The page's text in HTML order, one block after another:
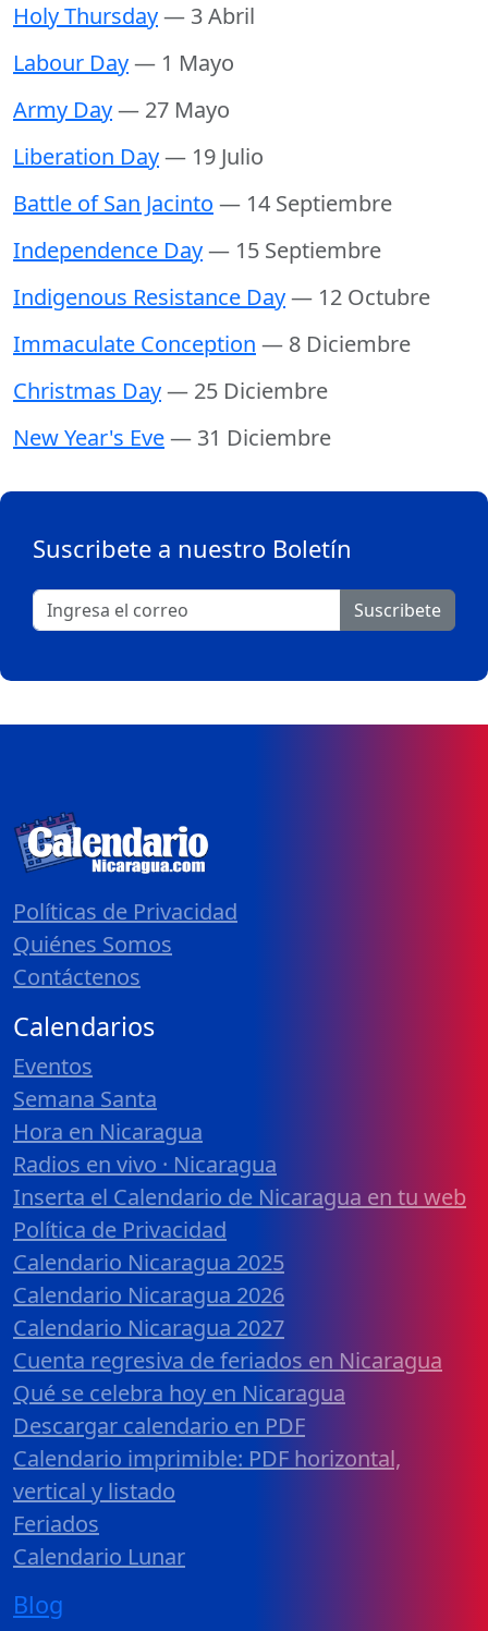
Holy Thursday— 3 Abril
Labour Day— 1 Mayo
Army Day— 27 Mayo
Liberation Day— 19 Julio
Battle of San Jacinto — 14 Septiembre
Independence Day— 15 Septiembre
Indigenous Resistance Day— 12 Octubre
Immaculate Conception — 8 Diciembre
Christmas Day— 25 Diciembre
New Year's Eve— 31 Diciembre
Suscribete a nuestro Boletín
Suscribete
Políticas de Privacidad
Quiénes Somos
Contáctenos
Calendarios
Eventos
Semana Santa
Hora en Nicaragua
Radios en vivo · Nicaragua
Inserta el Calendario de Nicaragua en tu web
Política de Privacidad
Calendario Nicaragua 2025
Calendario Nicaragua 2026
Calendario Nicaragua 2027
Cuenta regresiva de feriados en Nicaragua
Qué se celebra hoy en Nicaragua
Descargar calendario en PDF
Calendario imprimible: PDF horizontal,
vertical y listado
Feriados
Calendario Lunar
Blog